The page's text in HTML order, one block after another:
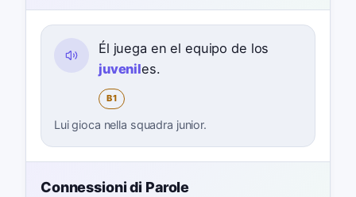
Él juega en el equipo de los
juveniles.
B1
Lui gioca nella squadra junior.
Connessioni di Parole